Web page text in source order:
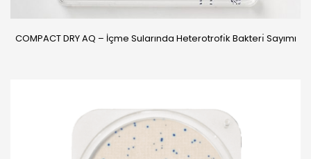
COMPACT DRY AQ – İçme Sularında Heterotrofı̇k Bakterı̇ Sayımı